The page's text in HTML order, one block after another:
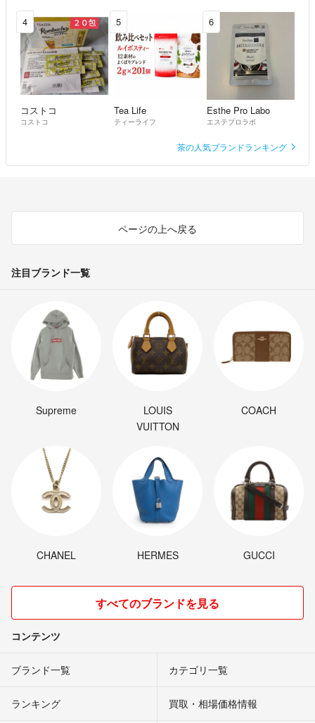
ましたので、内容のご確認をお願いします。
よろしくお願い致します。
m(__)m
出品者 LoveGreenTea🌱
ミカビ様
ミカビ - 3ヶ月前
ミカビ様
再度のご依頼いただき大変ありがとうございます！
承知致しました。
煎茶100gx3本(新茶/本年度産)
よろしければ、専用出品をお作り致します。お知らせください。
LoveGreenTea🌱 - 3ヶ月前
レイチェル様
大変お待たせいたしました。
ましたので、内容のご確認をお願いします。
出品者 LoveGreenTea🌱- 3ヶ月前
しくお願いします。
4
コストコ
コストコ
5
Tea Life
ティーライフ
6
Esthe Pro Labo
エステプロラボ
茶の人気ブランドランキング
ページの上へ戻る
注目ブランド一覧
Supreme
LOUIS
VUITTON
COACH
CHANEL HERMES GUCCI
すべてのブランドを見る
コンテンツ
ブランド一覧 カテゴリ一覧
ランキング 買取・相場価格情報